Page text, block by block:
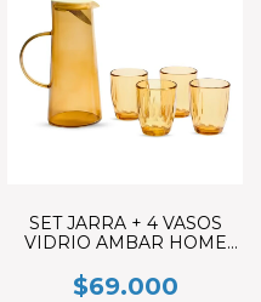
SET JARRA + 4 VASOS
VIDRIO AMBAR HOME
$69.000